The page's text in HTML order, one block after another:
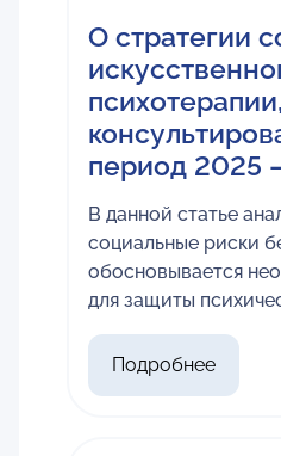
О стратегии
период 2025
В данной статье
социальные риски
обосновывается
для защиты
Подробнее